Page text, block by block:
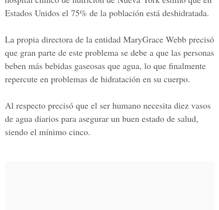
Estados Unidos el 75% de la población está deshidratada.
La propia directora de la entidad MaryGrace Webb precisó
que gran parte de este problema se debe a que las personas
beben más bebidas gaseosas que agua, lo que finalmente
repercute en problemas de hidratación en su cuerpo.
Al respecto precisó que el ser humano necesita diez vasos
de agua diarios para asegurar un buen estado de salud,
siendo el mínimo cinco.